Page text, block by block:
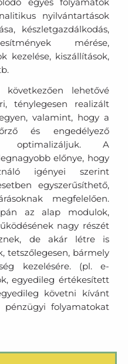
nyilvántartások
készletgazdálkodás,
mérése,
kezelése, kiszállítások,
lehetővé
ténylegesen realizált
valamint, hogy a
és engedélyező
optimalizáljuk. A
előnye, hogy
igényei szerint
egyszerűsíthető,
megfelelően.
az alap modulok,
nagy részét
de akár létre is
tetszőlegesen, bármely
kezelésére. (pl. e-
egyedileg értékesített
követni kívánt
pénzügyi folyamatokat